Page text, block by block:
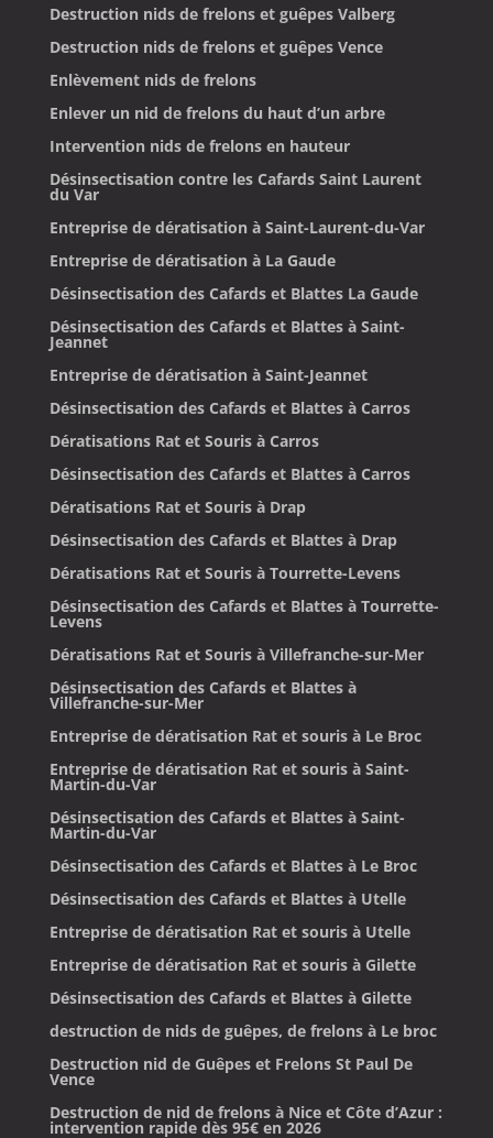
Destruction nids de frelons et guêpes Valberg
Destruction nids de frelons et guêpes Vence
Enlèvement nids de frelons
Enlever un nid de frelons du haut d’un arbre
Intervention nids de frelons en hauteur
Désinsectisation contre les Cafards Saint Laurent
du Var
Entreprise de dératisation à Saint-Laurent-du-Var
Entreprise de dératisation à La Gaude
Désinsectisation des Cafards et Blattes La Gaude
Désinsectisation des Cafards et Blattes à Saint-
Jeannet
Entreprise de dératisation à Saint-Jeannet
Désinsectisation des Cafards et Blattes à Carros
Dératisations Rat et Souris à Carros
Désinsectisation des Cafards et Blattes à Carros
Dératisations Rat et Souris à Drap
Désinsectisation des Cafards et Blattes à Drap
Dératisations Rat et Souris à Tourrette-Levens
Désinsectisation des Cafards et Blattes à Tourrette-
Levens
Dératisations Rat et Souris à Villefranche-sur-Mer
Désinsectisation des Cafards et Blattes à
Villefranche-sur-Mer
Entreprise de dératisation Rat et souris à Le Broc
Entreprise de dératisation Rat et souris à Saint-
Martin-du-Var
Désinsectisation des Cafards et Blattes à Saint-
Martin-du-Var
Désinsectisation des Cafards et Blattes à Le Broc
Désinsectisation des Cafards et Blattes à Utelle
Entreprise de dératisation Rat et souris à Utelle
Entreprise de dératisation Rat et souris à Gilette
Désinsectisation des Cafards et Blattes à Gilette
destruction de nids de guêpes, de frelons à Le broc
Destruction nid de Guêpes et Frelons St Paul De
Vence
Destruction de nid de frelons à Nice et Côte d’Azur :
intervention rapide dès 95€ en 2026